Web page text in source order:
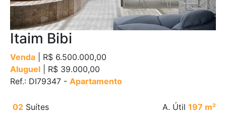
Itaim Bibi
Venda | R$ 6.500.000,00
Aluguel | R$ 39.000,00
Ref.: DI79347 - Apartamento
02 Suítes A. Útil 197 m²